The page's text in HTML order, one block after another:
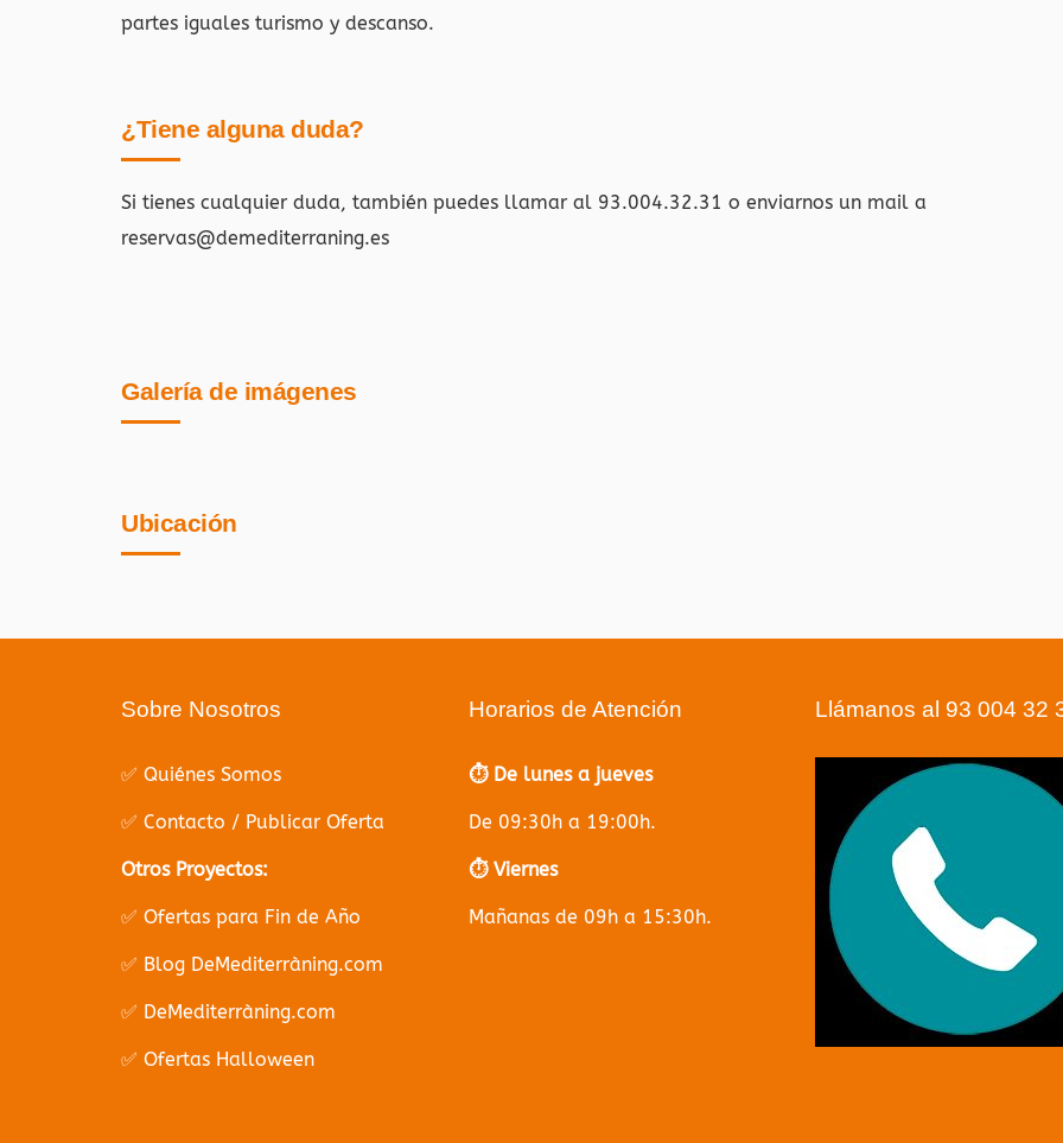
partes iguales turismo y descanso.
¿Tiene alguna duda?
Si tienes cualquier duda, también puedes llamar al 93.004.32.31 o enviarnos un mail a
reservas@demediterraning.es
Galería de imágenes
Ubicación
Sobre Nosotros
✅ Quiénes Somos
✅ Contacto / Publicar Oferta
Otros Proyectos:
✅ Ofertas para Fin de Año
✅ Blog DeMediterràning.com
✅ DeMediterràning.com
✅ Ofertas Halloween
Horarios de Atención
⏱️ De lunes a jueves
De 09:30h a 19:00h.
⏱️ Viernes
Mañanas de 09h a 15:30h.
Llámanos al 93 004 32